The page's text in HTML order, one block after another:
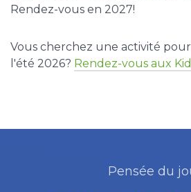
Rendez-vous en 2027!
Vous cherchez une activité
l'été 2026? Rendez-vous aux
Pensée du